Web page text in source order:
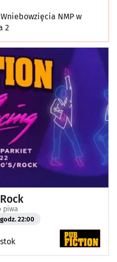
NMP w
2
piwa
godz. 22:00